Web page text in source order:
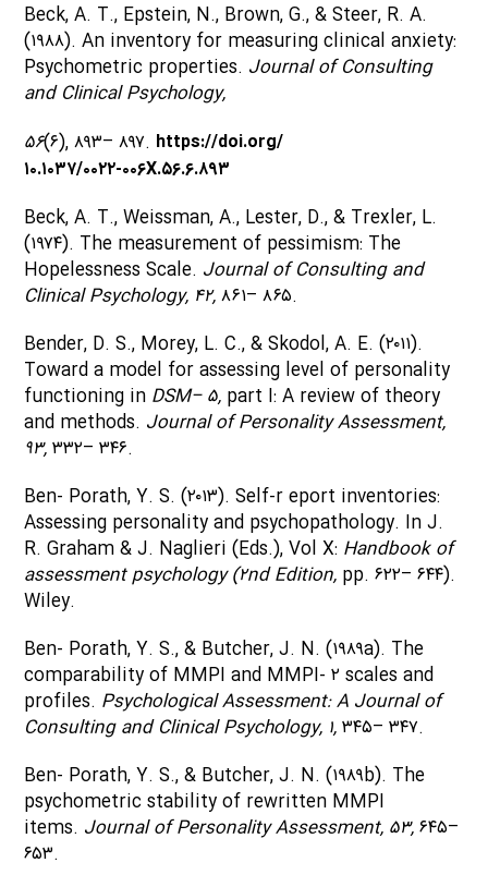
Beck, A. T., Epstein, N., Brown, G., & Steer, R. A.
(۱۹۸۸). An inventory for measuring clinical anxiety:
Psychometric properties. Journal of Consulting
and Clinical Psychology,
۵۶(۶), ۸۹۳– ۸۹۷. https://doi.org/
۱۰.۱۰۳۷/۰۰۲۲-۰۰۶X.۵۶.۶.۸۹۳
Beck, A. T., Weissman, A., Lester, D., & Trexler, L.
(۱۹۷۴). The measurement of pessimism: The
Hopelessness Scale. Journal of Consulting and
Clinical Psychology, ۴۲,۸۶۱– ۸۶۵.
Bender, D. S., Morey, L. C., & Skodol, A. E. (۲۰۱۱).
Toward a model for assessing level of personality
functioning in DSM– ۵, part I: A review of theory
and methods. Journal of Personality Assessment,
۹۳,۳۳۲– ۳۴۶.
Ben- Porath, Y. S. (۲۰۱۳). Self-r eport inventories:
Assessing personality and psychopathology. In J.
R. Graham & J. Naglieri (Eds.), Vol X: Handbook of
assessment psychology (۲nd Edition, pp. ۶۲۲– ۶۴۴).
Wiley.
Ben- Porath, Y. S., & Butcher, J. N. (۱۹۸۹a). The
comparability of MMPI and MMPI- ۲ scales and
profiles. Psychological Assessment: A Journal of
Consulting and Clinical Psychology, ۱,۳۴۵– ۳۴۷.
Ben- Porath, Y. S., & Butcher, J. N. (۱۹۸۹b). The
psychometric stability of rewritten MMPI
items. Journal of Personality Assessment, ۵۳,۶۴۵–
۶۵۳.